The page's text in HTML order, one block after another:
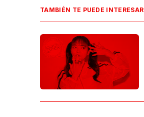
TAMBIÉN TE PUEDE INTERESAR